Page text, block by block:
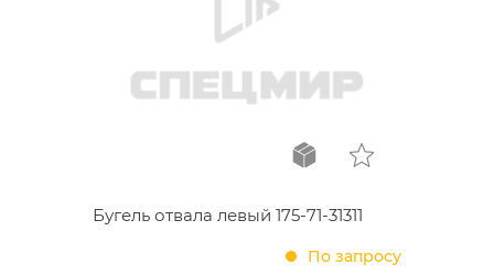
Бугель отвала левый 175-71-31311
По запросу